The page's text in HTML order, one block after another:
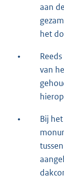
aan
het
•
van
•
Bij